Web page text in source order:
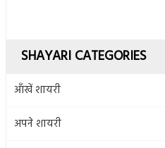
SHAYARI CATEGORIES
आँखें शायरी
अपने शायरी